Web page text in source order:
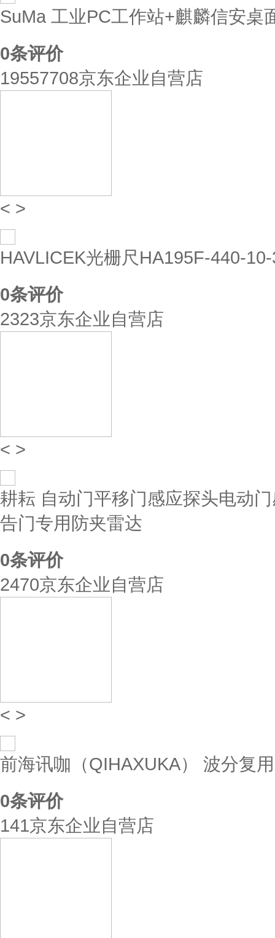
SuMa 工业PC工作站+麒麟信安桌
0条评价
19557708京东企业自营店
< >
HAVLICEK光栅尺HA195F-440-
0条评价
2323京东企业自营店
< >
耕耘 自动门平移门感应探头电动
告门专用防夹雷达
0条评价
2470京东企业自营店
< >
前海讯咖（QIHAXUKA） 波分复
0条评价
141京东企业自营店